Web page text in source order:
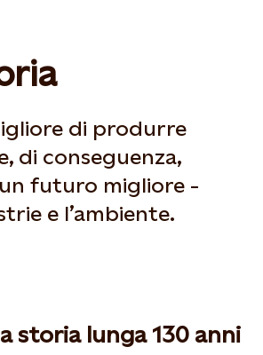
di produrre
di conseguenza,
futuro migliore -
e l’ambiente.
storia lunga 130 anni